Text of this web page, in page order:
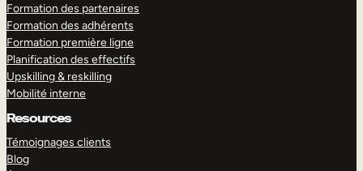
Formation des partenaires
Formation des adhérents
Formation première ligne
Planification des effectifs
Upskilling & reskilling
Mobilité interne
Resources
Témoignages clients
Blog